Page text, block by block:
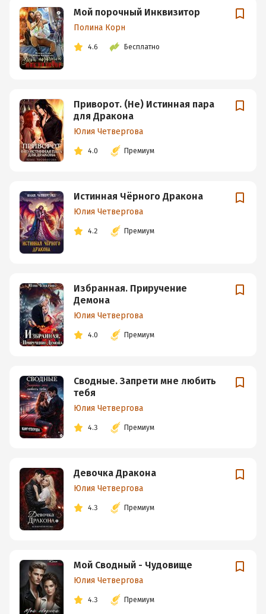
Мой порочный Инквизитор
Полина Корн
4.6 Бесплатно
Приворот. (Не) Истинная пара
для Дракона
Юлия Четвергова
4.0 Премиум
Истинная Чёрного Дракона
Юлия Четвергова
4.2 Премиум
Избранная. Приручение
Демона
Юлия Четвергова
4.0 Премиум
Сводные. Запрети мне любить
тебя
Юлия Четвергова
4.3 Премиум
Девочка Дракона
Юлия Четвергова
4.3 Премиум
Мой Сводный - Чудовище
Юлия Четвергова
4.3 Премиум